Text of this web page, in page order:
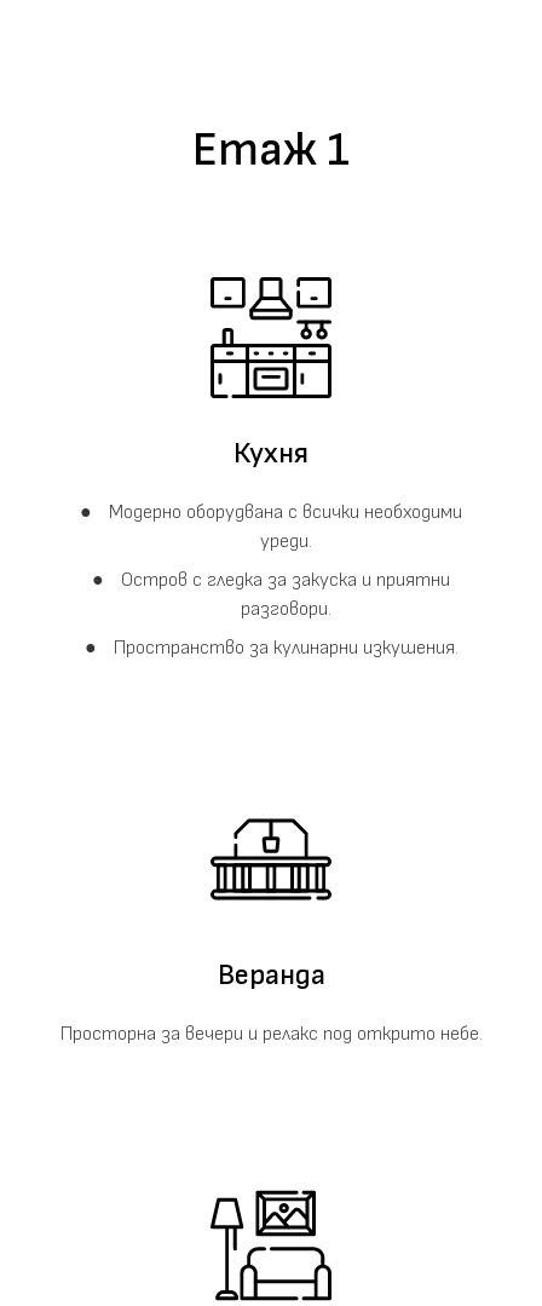
Етаж 1
Кухня
Модерно оборудвана с всички необходими
уреди.
Остров с гледка за закуска и приятни
разговори.
Пространство за кулинарни изкушения.
Веранда
Просторна за вечери и релакс под открито небе.